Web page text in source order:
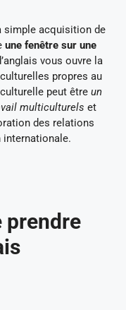
simple acquisition de
une fenêtre sur une
vous ouvre la
propres au
peut être un
multiculturels et
des relations
prendre